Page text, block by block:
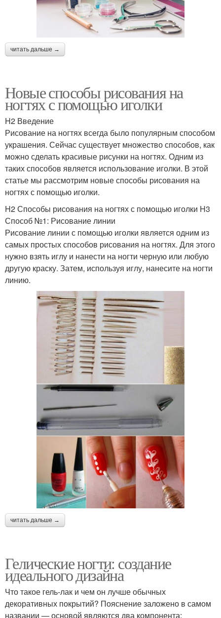
читать дальше →
Новые способы рисования на
ногтях с помощью иголки
H2 Введение
Рисование на ногтях всегда было популярным способом
украшения. Сейчас существует множество способов, как
можно сделать красивые рисунки на ногтях. Одним из
таких способов является использование иголки. В этой
статье мы рассмотрим новые способы рисования на
ногтях с помощью иголки.
H2 Способы рисования на ногтях с помощью иголки H3
Способ №1: Рисование линии
Рисование линии с помощью иголки является одним из
самых простых способов рисования на ногтях. Для этого
нужно взять иглу и нанести на ногти черную или любую
другую краску. Затем, используя иглу, нанесите на ногти
линию.
читать дальше →
Гелические ногти: создание
идеального дизайна
Что такое гель-лак и чем он лучше обычных
декоративных покрытий? Пояснение заложено в самом
названии — основой являются два компонента: